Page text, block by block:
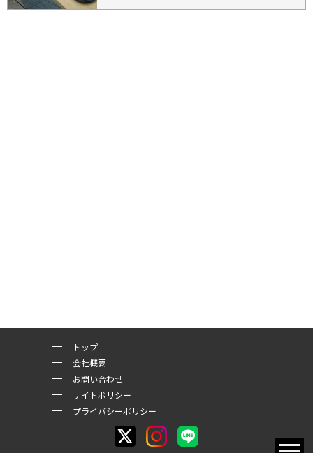
トップ
会社概要
お問い合わせ
サイトポリシー
プライバシーポリシー